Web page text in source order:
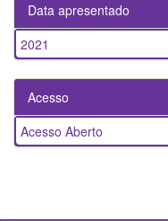
Data apresentado
2021
Acesso
Acesso Aberto